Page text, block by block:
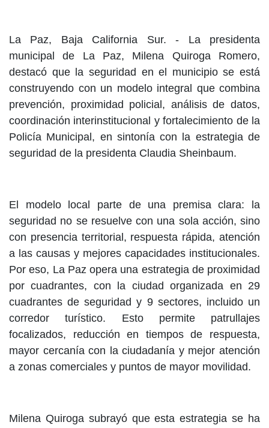
La Paz, Baja California Sur. - La presidenta
municipal de La Paz, Milena Quiroga Romero,
destacó que la seguridad en el municipio se está
construyendo con un modelo integral que combina
prevención, proximidad policial, análisis de datos,
coordinación interinstitucional y fortalecimiento de la
Policía Municipal, en sintonía con la estrategia de
seguridad de la presidenta Claudia Sheinbaum.
El modelo local parte de una premisa clara: la
seguridad no se resuelve con una sola acción, sino
con presencia territorial, respuesta rápida, atención
a las causas y mejores capacidades institucionales.
Por eso, La Paz opera una estrategia de proximidad
por cuadrantes, con la ciudad organizada en 29
cuadrantes de seguridad y 9 sectores, incluido un
corredor turístico. Esto permite patrullajes
focalizados, reducción en tiempos de respuesta,
mayor cercanía con la ciudadanía y mejor atención
a zonas comerciales y puntos de mayor movilidad.
Milena Quiroga subrayó que esta estrategia se ha